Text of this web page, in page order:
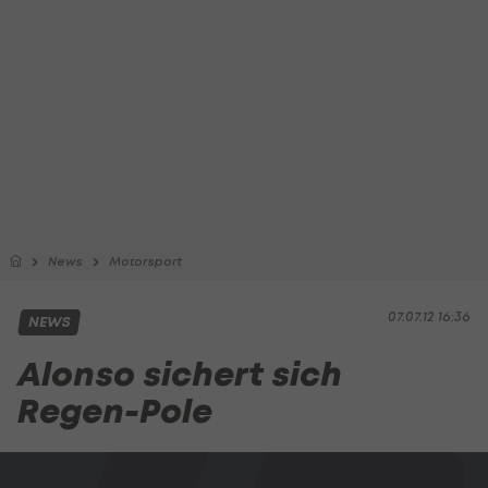
News Motorsport
07.07.12 16:36
NEWS
Alonso sichert sich
Regen-Pole